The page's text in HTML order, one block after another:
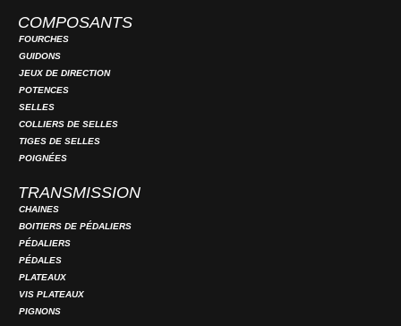
COMPOSANTS
FOURCHES
GUIDONS
JEUX DE DIRECTION
POTENCES
SELLES
COLLIERS DE SELLES
TIGES DE SELLES
POIGNÉES
TRANSMISSION
CHAINES
BOITIERS DE PÉDALIERS
PÉDALIERS
PÉDALES
PLATEAUX
VIS PLATEAUX
PIGNONS